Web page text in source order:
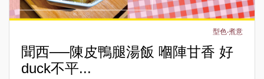
型色‧煮意
聞西──陳皮鴨腿湯飯 嗰陣甘香 好
duck不平...